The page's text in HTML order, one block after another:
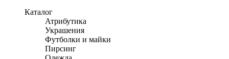
Каталог
Атрибутика
Украшения
Футболки и майки
Пирсинг